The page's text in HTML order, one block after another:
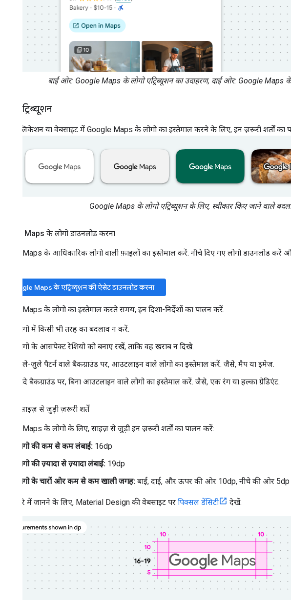
बाईं ओर: Google Maps के लोगो एट्रिब्यूशन का उदाहरण, दाईं ओर: Google Maps के
लोगो एट्रिब्यूशन
अपने ऐप्लिकेशन या वेबसाइट में Google Maps के लोगो का इस्तेमाल करने के लिए, इन ज़रूरी शर्तों का
Google Maps के लोगो एट्रिब्यूशन के लिए, स्वीकार किए जाने वाले
Google Maps के लोगो डाउनलोड करना
Google Maps के आधिकारिक लोगो वाली फ़ाइलों का इस्तेमाल करें. नीचे दिए गए लोगो डाउनलोड करें
Google Maps के एट्रिब्यूशन की ऐसेट डाउनलोड करना
Google Maps के लोगो का इस्तेमाल करते समय, इन दिशा-निर्देशों का पालन करें.
लोगो में किसी भी तरह का बदलाव न करें.
लोगो के आसपेक्ट रेशियो को बनाए रखें, ताकि वह खराब न दिखे.
मिले-जुले पैटर्न वाले बैकग्राउंड पर, आउटलाइन वाले लोगो का इस्तेमाल करें. जैसे, मैप या इमेज.
सादे बैकग्राउंड पर, बिना आउटलाइन वाले लोगो का इस्तेमाल करें. जैसे, एक रंग या हल्का ग्रेडिएंट.
लोगो के साइज़ से जुड़ी ज़रूरी शर्तें
Google Maps के लोगो के लिए, साइज़ से जुड़ी इन ज़रूरी शर्तों का पालन करें:
लोगो की कम से कम लंबाई: 16dp
लोगो की ज़्यादा से ज़्यादा लंबाई: 19dp
लोगो के चारों ओर कम से कम खाली जगह: बाईं, दाईं, और ऊपर की ओर 10dp, नीचे की ओर 5dp
dp के बारे में जानने के लिए, Material Design की वेबसाइट पर पिक्सल डेंसिटी देखें.